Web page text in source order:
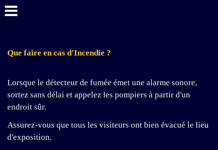
Que faire en cas d'Incendie ?
Lorsque le détecteur de fumée émet une alarme sonore,
sortez sans délai et appelez les pompiers à partir d'un
endroit sûr.
Assurez-vous que tous les visiteurs ont bien évacué le lieu
d'exposition.